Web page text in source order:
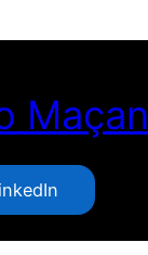
Maçan